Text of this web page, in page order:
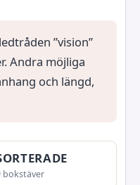
”vision”
Andra möjliga
och längd,
bokstäver